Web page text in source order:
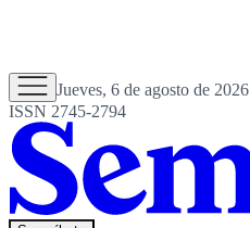
Jueves, 6 de agosto de 2026
ISSN 2745-2794